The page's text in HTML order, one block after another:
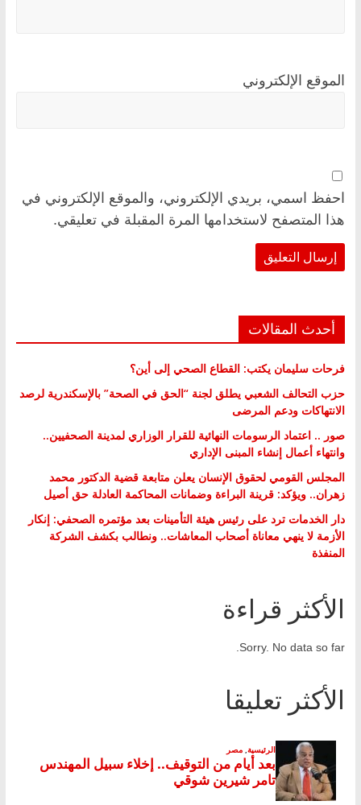
الموقع الإلكتروني
احفظ اسمي، بريدي الإلكتروني، والموقع الإلكتروني في
هذا المتصفح لاستخدامها المرة المقبلة في تعليقي.
أحدث المقالات
فرحات سليمان يكتب: القطاع الصحي إلى أين؟
حزب التحالف الشعبي يطلق لجنة “الحق في الصحة” بالإسكندرية لرصد
الانتهاكات ودعم المرضى
صور .. اعتماد الرسومات النهائية للقرار الوزاري لمدينة الصحفيين..
وانتهاء أعمال إنشاء المبنى الإداري
المجلس القومي لحقوق الإنسان يعلن متابعة قضية الدكتور محمد
زهران.. ويؤكد: قرينة البراءة وضمانات المحاكمة العادلة حق أصيل
دار الخدمات ترد على رئيس هيئة التأمينات بعد مؤتمره الصحفي: إنكار
الأزمة لا ينهي معاناة أصحاب المعاشات.. ونطالب بكشف الشركة
المنفذة
الأكثر قراءة
Sorry. No data so far.
الأكثر تعليقا